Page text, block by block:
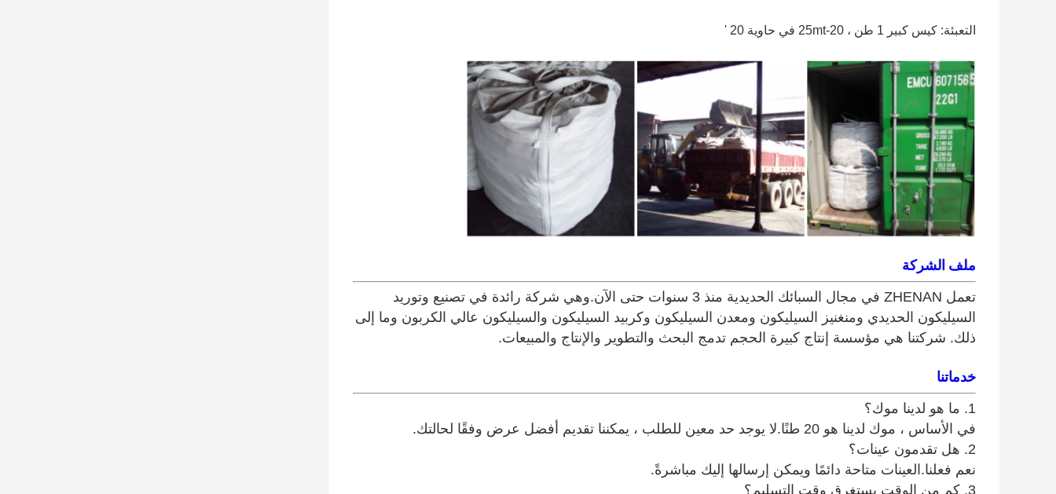
التعبئة: كيس كبير 1 طن ، 20-25mt في حاوية 20 '
ملف الشركة
تعمل ZHENAN في مجال السبائك الحديدية منذ 3 سنوات حتى الآن.وهي شركة رائدة في تصنيع وتوريد
السيليكون الحديدي ومنغنيز السيليكون ومعدن السيليكون وكربيد السيليكون والسيليكون عالي الكربون وما إلى
ذلك. شركتنا هي مؤسسة إنتاج كبيرة الحجم تدمج البحث والتطوير والإنتاج والمبيعات.
خدماتنا
1. ما هو لدينا موك؟
في الأساس ، موك لدينا هو 20 طنًا.لا يوجد حد معين للطلب ، يمكننا تقديم أفضل عرض وفقًا لحالتك.
2. هل تقدمون عينات؟
نعم فعلنا.العينات متاحة دائمًا ويمكن إرسالها إليك مباشرةً.
3. كم من الوقت يستغرق وقت التسليم؟